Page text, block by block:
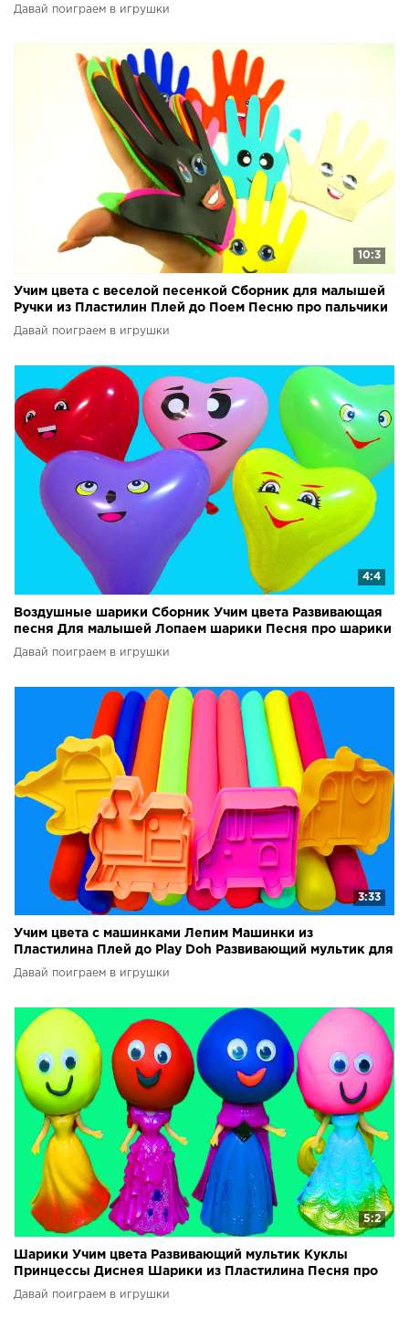
Давай поиграем в игрушки
10:3
Учим цвета с веселой песенкой Сборник для малышей
Ручки из Пластилин Плей до Поем Песню про пальчики
Давай поиграем в игрушки
4:4
Воздушные шарики Сборник Учим цвета Развивающая
песня Для малышей Лопаем шарики Песня про шарики
Давай поиграем в игрушки
3:33
Учим цвета с машинками Лепим Машинки из
Пластилина Плей до Play Doh Развивающий мультик для
детей
Давай поиграем в игрушки
5:2
Шарики Учим цвета Развивающий мультик Куклы
Принцессы Диснея Шарики из Пластилина Песня про
шарики
Давай поиграем в игрушки